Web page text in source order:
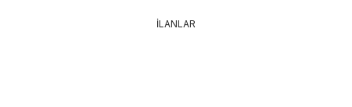
İLANLAR